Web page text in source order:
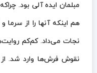
مبلمان ایده آلی بود.
هم اینکه آنها را از
نجات می‌داد. کم‌کم
نقوش فرش‌ها وارد شد.